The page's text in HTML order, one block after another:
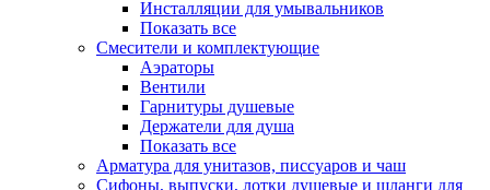
Инсталляции для умывальников
Показать все
Смесители и комплектующие
Аэраторы
Вентили
Гарнитуры душевые
Держатели для душа
Показать все
Арматура для унитазов, писсуаров и чаш
Сифоны, выпуски, лотки душевые и шланги для